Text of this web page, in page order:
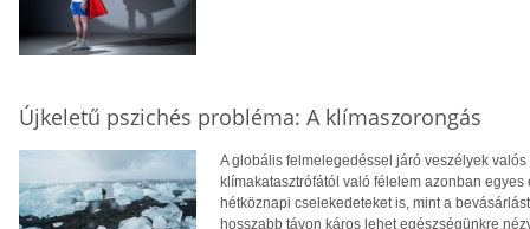
Újkeletű pszichés probléma: A klímaszorongás
A globális felmelegedéssel járó veszélyek
klímakatasztrófától való félelem azonban
hétköznapi cselekedeteket is, mint a
hosszabb távon káros lehet egészségünkre